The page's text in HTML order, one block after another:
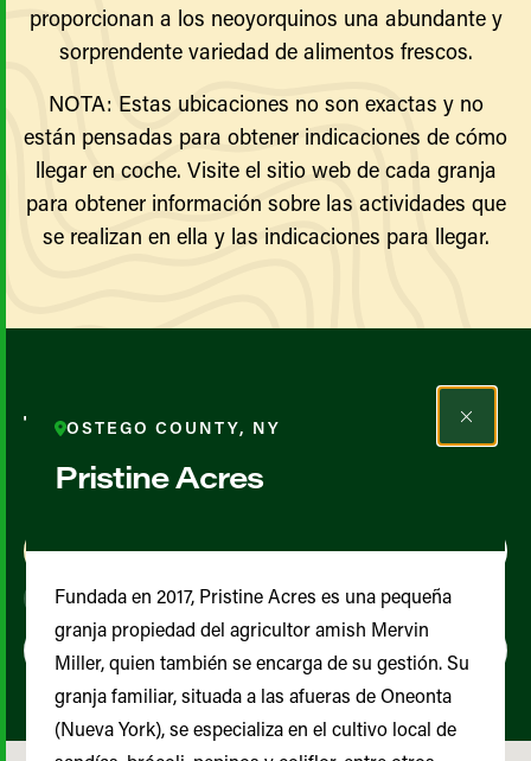
proporcionan a los neoyorquinos una abundante y
sorprendente variedad de alimentos frescos.
NOTA: Estas ubicaciones no son exactas y no
están pensadas para obtener indicaciones de cómo
llegar en coche. Visite el sitio web de cada granja
para obtener información sobre las actividades que
se realizan en ella y las indicaciones para llegar.
Todos los agricultores y
productores
Map View List View
OSTEGO COUNTY, NY
Pristine Acres
Fundada en 2017, Pristine Acres es una pequeña
granja propiedad del agricultor amish Mervin
Miller, quien también se encarga de su gestión. Su
granja familiar, situada a las afueras de Oneonta
(Nueva York), se especializa en el cultivo local de